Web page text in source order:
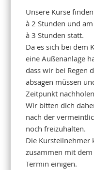
Unsere Kurse
à 2 Stunden und
à 3 Stunden statt.
Da es sich bei dem
eine Außenanlage
dass wir bei Regen
absagen müssen
Zeitpunkt
Wir bitten dich
nach der
noch freizuhalten.
Die Kursteilnehmer
zusammen mit
Termin einigen.